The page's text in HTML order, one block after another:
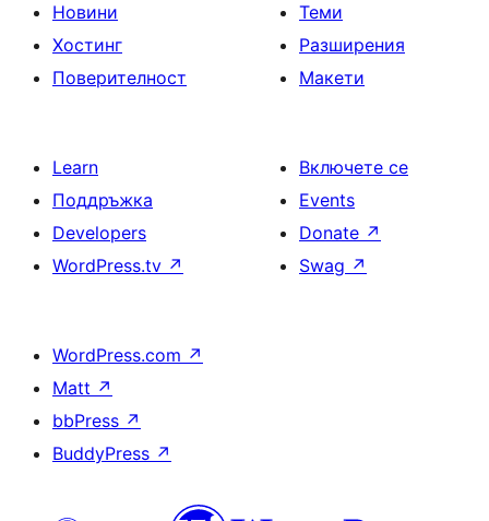
Новини
Хостинг
Поверителност
Теми
Разширения
Макети
Learn
Поддръжка
Developers
WordPress.tv ↗
Включете се
Events
Donate ↗
Swag ↗
WordPress.com ↗
Matt ↗
bbPress ↗
BuddyPress ↗